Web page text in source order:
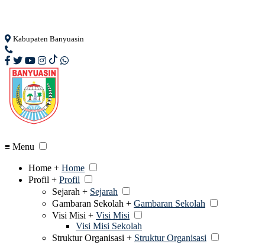
Kabupaten Banyuasin
≡ Menu
Home + Home
Profil + Profil
Sejarah + Sejarah
Gambaran Sekolah + Gambaran Sekolah
Visi Misi + Visi Misi
Visi Misi Sekolah
Struktur Organisasi + Struktur Organisasi